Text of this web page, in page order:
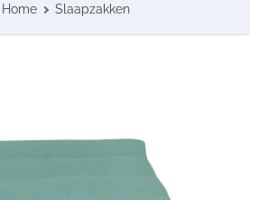
Home Slaapzakken